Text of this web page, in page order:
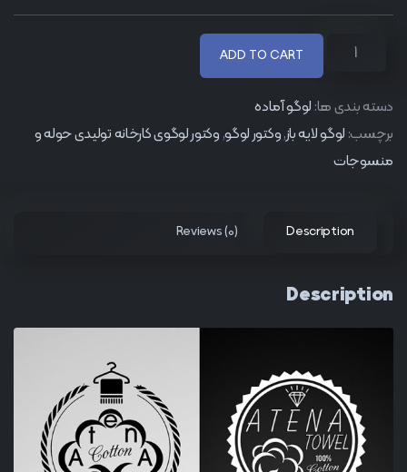
ADD TO CART
دسته بندی ها: لوگو آماده
برچسب: لوگو لایه باز,وکتور لوگو,وکتور لوگوی کارخانه تولیدی حوله و
منسوجات
Description
Reviews (0)
Description